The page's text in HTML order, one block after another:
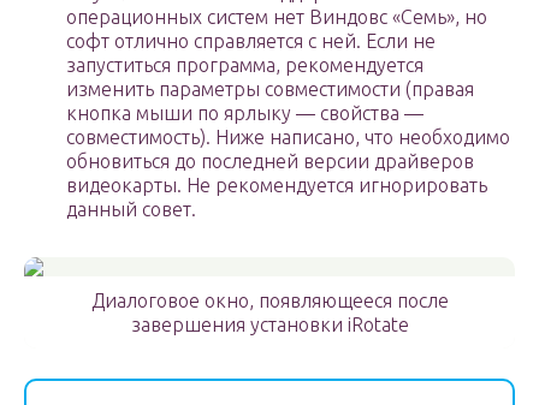
операционных систем нет Виндовс «Семь», но
софт отлично справляется с ней. Если не
запуститься программа, рекомендуется
изменить параметры совместимости (правая
кнопка мыши по ярлыку — свойства —
совместимость). Ниже написано, что необходимо
обновиться до последней версии драйверов
видеокарты. Не рекомендуется игнорировать
данный совет.
Диалоговое окно, появляющееся после
завершения установки iRotate